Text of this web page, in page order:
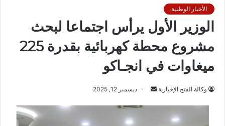
الأخبار الوطنية
الوزير الأول يرأس اجتماعا لبحث
مشروع محطة كهربائية بقدرة 225
ميغاوات في انجـاكو
وكالة الفتح الإخبارية
أرسل ديسمبر 12, 2025